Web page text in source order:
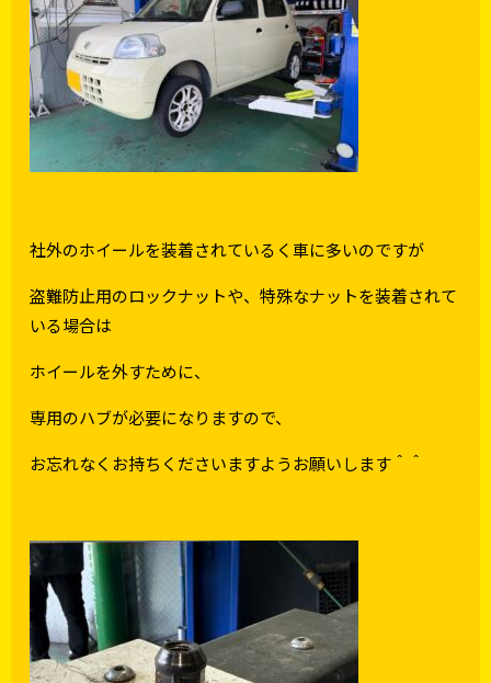
社外のホイールを装着されているく車に多いのですが
盗難防止用のロックナットや、特殊なナットを装着されて
いる場合は
ホイールを外すために、
専用のハブが必要になりますので、
お忘れなくお持ちくださいますようお願いします＾＾